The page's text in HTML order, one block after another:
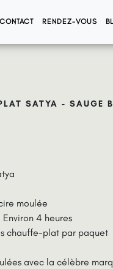
CONTACT RENDEZ-VOUS
SATYA - SAUGE
moulée
4 heures
chauffe-plat par paquet
avec la célèbre